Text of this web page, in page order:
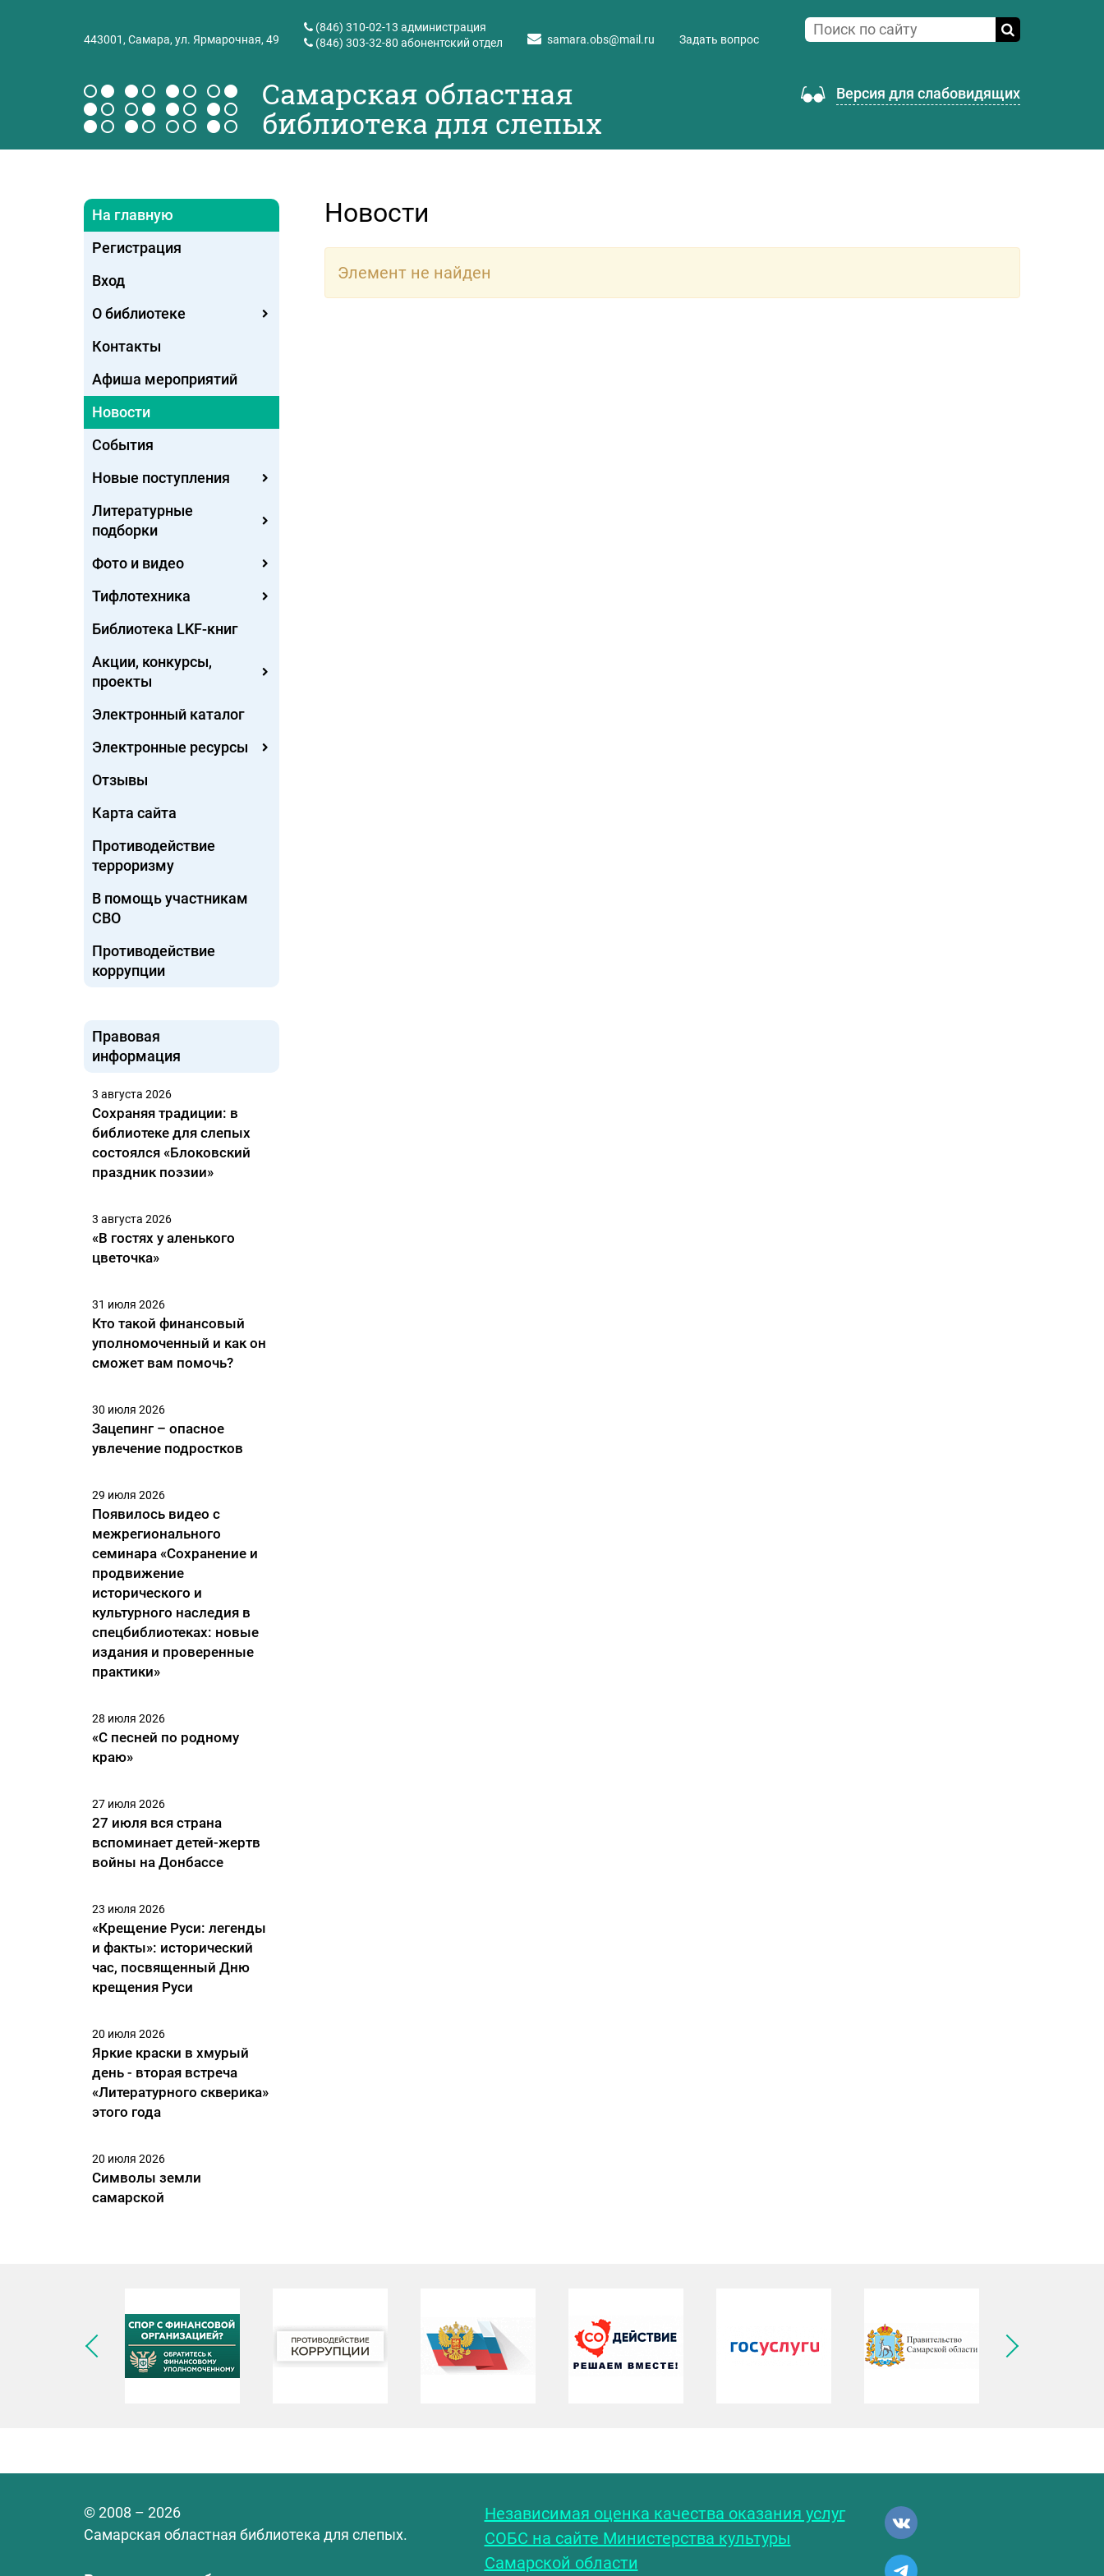
443001, Самара, ул. Ярмарочная, 49
(846) 310-02-13 администрация
(846) 303-32-80 абонентский отдел samara.obs@mail.ru Задать вопрос
Самарская областная
библиотека для слепых
Версия для слабовидящих
На главную
Регистрация
Вход
О библиотеке
Контакты
Афиша мероприятий
Новости
События
Новые поступления
Литературные
подборки
Фото и видео
Тифлотехника
Библиотека LKF-книг
Акции, конкурсы,
проекты
Электронный каталог
Электронные ресурсы
Отзывы
Карта сайта
Противодействие
терроризму
В помощь участникам
СВО
Противодействие
коррупции
Правовая
информация
3 августа 2026
Сохраняя традиции: в
библиотеке для слепых
состоялся «Блоковский
праздник поэзии»
3 августа 2026
«В гостях у аленького
цветочка»
31 июля 2026
Кто такой финансовый
уполномоченный и как он
сможет вам помочь?
30 июля 2026
Зацепинг – опасное
увлечение подростков
29 июля 2026
Появилось видео с
межрегионального
семинара «Сохранение и
продвижение
исторического и
культурного наследия в
спецбиблиотеках: новые
издания и проверенные
практики»
28 июля 2026
«С песней по родному
краю»
27 июля 2026
27 июля вся страна
вспоминает детей-жертв
войны на Донбассе
23 июля 2026
«Крещение Руси: легенды
и факты»: исторический
час, посвященный Дню
крещения Руси
20 июля 2026
Яркие краски в хмурый
день - вторая встреча
«Литературного скверика»
этого года
20 июля 2026
Символы земли
самарской
Новости
Элемент не найден
Следующее изображение
© 2008 – 2026
Самарская областная библиотека для слепых.
Независимая оценка качества оказания услуг
СОБС на сайте Министерства культуры
Самарской области